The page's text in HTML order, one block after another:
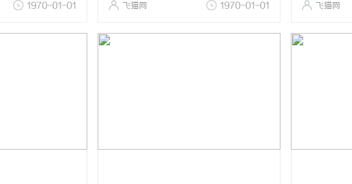
1970-01-01 飞猫网 1970-01-01 飞猫网